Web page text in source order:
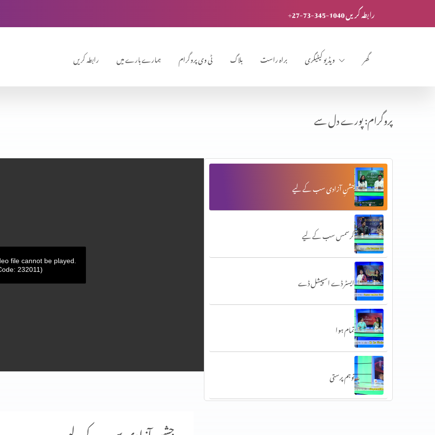
+27-73-345-1040 رابطہ کریں
رابطہ کریں ہمارے بارے میں ٹی وی پروگرام بلاگ براہ راست ویڈیو کیٹیگری گھر
پروگرام: پورے دل سے
file cannot be played.
232011)
جشنِ آزادی سب کے لیے
کرسمس سب کے لیے
ایسٹر ڈے اسپیشل ڈے
تمام ہوا
توہم پرستی